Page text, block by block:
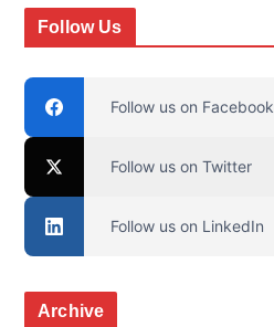
Follow Us
Follow us on Facebook
Follow us on Twitter
Follow us on LinkedIn
Archive